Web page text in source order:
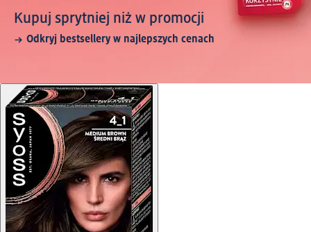
Kupuj sprytniej niż w promocji
Odkryj bestsellery w najlepszych cenach